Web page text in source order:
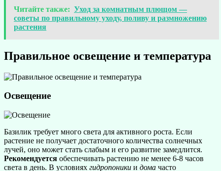
Читайте также: Уход за комнатным плющом —
советы по правильному уходу, поливу и размножению
растения
Правильное освещение и температура
Освещение
Базилик требует много света для активного роста. Если
растение не получает достаточного количества солнечных
лучей, оно может стать слабым и его развитие замедлится.
Рекомендуется обеспечивать растению не менее 6-8 часов
света в день. В условиях гидропоники и дома часто